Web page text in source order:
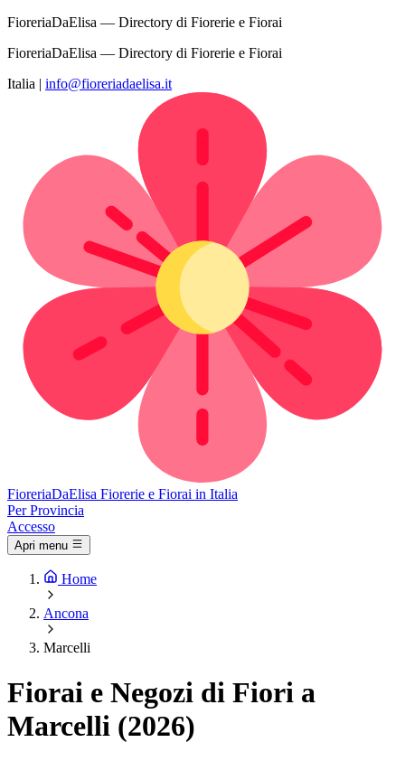
FioreriaDaElisa — Directory di Fiorerie e Fiorai
FioreriaDaElisa — Directory di Fiorerie e Fiorai
Italia | info@fioreriadaelisa.it
FioreriaDaElisa Fiorerie e Fiorai in Italia
Per Provincia
Accesso
Apri menu
Home
Ancona
Marcelli
Fiorai e Negozi di Fiori a
Marcelli (2026)